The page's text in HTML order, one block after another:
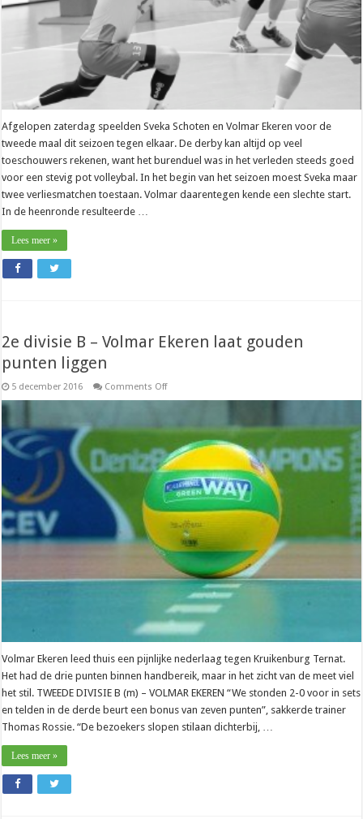
Afgelopen zaterdag speelden Sveka Schoten en Volmar Ekeren voor de
tweede maal dit seizoen tegen elkaar. De derby kan altijd op veel
toeschouwers rekenen, want het burenduel was in het verleden steeds goed
voor een stevig pot volleybal. In het begin van het seizoen moest Sveka maar
twee verliesmatchen toestaan. Volmar daarentegen kende een slechte start.
In de heenronde resulteerde …
Lees meer »
2e divisie B – Volmar Ekeren laat gouden
punten liggen
5 december 2016 Comments Offon
–
Volmar
Ekeren
laat
gouden
punten
liggen
Volmar Ekeren leed thuis een pijnlijke nederlaag tegen Kruikenburg Ternat.
Het had de drie punten binnen handbereik, maar in het zicht van de meet viel
het stil. TWEEDE DIVISIE B (m) – VOLMAR EKEREN “We stonden 2-0 voor in sets
en telden in de derde beurt een bonus van zeven punten”, sakkerde trainer
Thomas Rossie. “De bezoekers slopen stilaan dichterbij, …
Lees meer »